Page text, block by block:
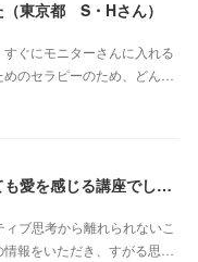
東京都 S・Hさん）
ぐにモニターさんに入れる
のセラピーのため、どん…
受講後もサポートして頂けるなんてとても愛を感じる講座でした（北海道 原田いずみさん）
ブ思考から離れられないこ
報をいただき、すがる思…